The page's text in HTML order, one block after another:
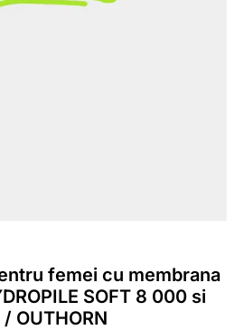
femei cu membrana
SOFT 8 000 si
OUTHORN